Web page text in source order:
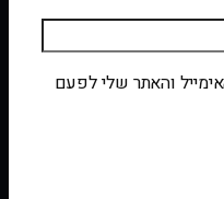
והאתר שלי לפעם